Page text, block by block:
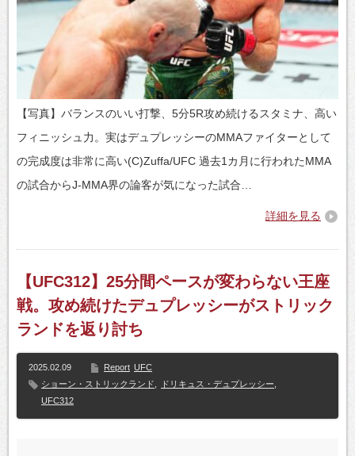
【写真】バランスのいい打撃、5分5R攻め続けるスタミナ、高い
フィニッシュ力。実はデュプレッシーのMMAファイターとして
の完成度は非常に高い(C)Zuffa/UFC 過去1カ月に行われたMMA
の試合からJ-MMA界の論客が気になった試合…
詳細を見る
【UFC312】25分間ペースが変わらない王座
戦。攻め続けたデュプレッシーがストリック
ランドを返り討ち
2025.02.09 Report UFC
ショーン・ストリックランド
ドリキュス・デュプレッシー
UFC312